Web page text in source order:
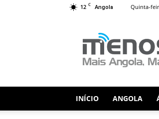
12 C Angola Quinta-
INÍCIO ANGOLA